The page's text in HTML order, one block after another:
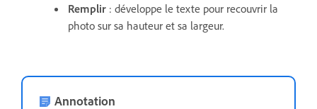
Remplir : développe le texte pour recouvrir la
photo sur sa hauteur et sa largeur.
Annotation